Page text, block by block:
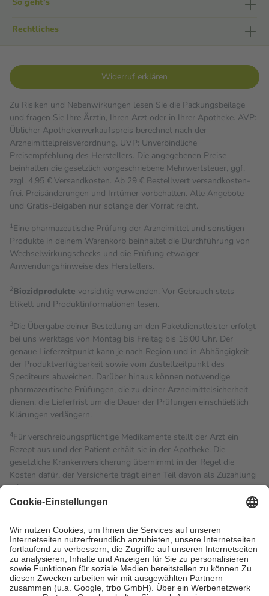
Rechtliches
Widerruf erklären
Zu Risiken und Nebenwirkungen lesen Sie die Packungsbeilage
und fragen Sie Ihre Ärztin, Ihren Arzt oder in Ihrer Apotheke. AVP:
Üblicher Apothekenverkaufspreis berechnet nach der
Arzneimittelpreisverordnung. UVP: Unverbindliche
Preisempfehlung des Herstellers. Die angegebenen Preise
beinhalten die gesetzlich vorgeschriebene Mehrwertsteuer, ggf.
zzgl. 4,95 € Versandkosten. Ab 29 € Bestell­wert versand­kosten­
frei. Preisänderungen und Irrtümer vorbehalten. Alle Angebote
und Gratis-Beigaben nur solange der Vorrat reicht.
1Eine pharmazeutische Prüfung der Arzneimittel und sonstigen
Produkte in deinem Warenkorb beinhaltet die Durchführung von
Wechselwirkungschecks und die Prüfung etwaiger
Anwendungshinweise des Herstellers.
2Biozidprodukte vorsichtig verwenden. Vor Gebrauch stets
Etikett und Produktinformationen lesen.
3Die Übergabe deiner Bestellung an den Paketdienstleister erfolgt
bei uns werktags von Montag bis Freitag bis 18:00 Uhr. Der
genaue Lieferzeitpunkt kann je nach Region und in Abhängigkeit
der Produktverfügbarkeit sowie vom Zustellzeitpunkt des
Spediteurs abweichen. Darüber hinaus können notwendige
pharmazeutische Prüfungen, die zu deiner Arzneimittelsicherheit
dienen, die Lieferfrist um die Dauer der Prüfungen einschließlich
Klärungen verlängern.
4Für verschreibungspflichtige Medikamente stellt der Arzt ein
Rezept aus und der Patient erhält sie in der Apotheke. Die
gesetzliche Krankenversicherung übernimmt in der Regel die
Kosten dafür, der Versicherte trägt einen Teil davon als Zuzahlung
mit.
Grundsätzlich leisten Mitglieder Zuzahlungen in Höhe von zehn
höchstens zehn Euro.
Es sind jedoch nie mehr als die
tatsächlichen Kosten der Leistung zu entrichten.
Diese Regeln gelten grundsätzlich auch für Online-Apotheken.
Bei Heilmitteln und häuslicher Krankenpflege beträgt die
Zuzahlung zehn Prozent der Kosten sowie zehn Euro je
Verordnung.